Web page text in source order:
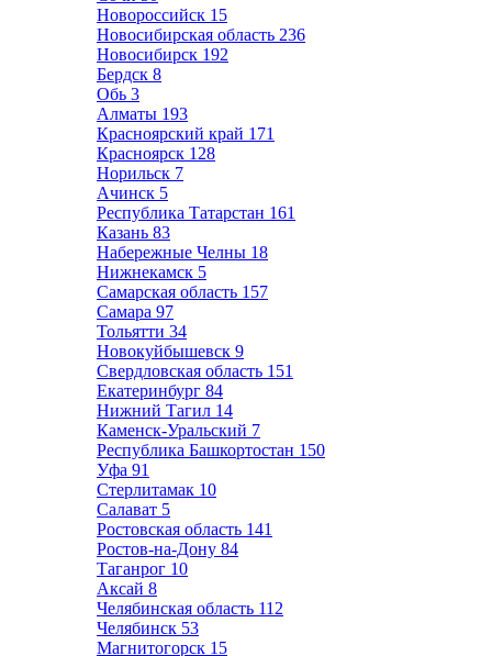
Новороссийск 15
Новосибирская область 236
Новосибирск 192
Бердск 8
Обь 3
Алматы 193
Красноярский край 171
Красноярск 128
Норильск 7
Ачинск 5
Республика Татарстан 161
Казань 83
Набережные Челны 18
Нижнекамск 5
Самарская область 157
Самара 97
Тольятти 34
Новокуйбышевск 9
Свердловская область 151
Екатеринбург 84
Нижний Тагил 14
Каменск-Уральский 7
Республика Башкортостан 150
Уфа 91
Стерлитамак 10
Салават 5
Ростовская область 141
Ростов-на-Дону 84
Таганрог 10
Аксай 8
Челябинская область 112
Челябинск 53
Магнитогорск 15